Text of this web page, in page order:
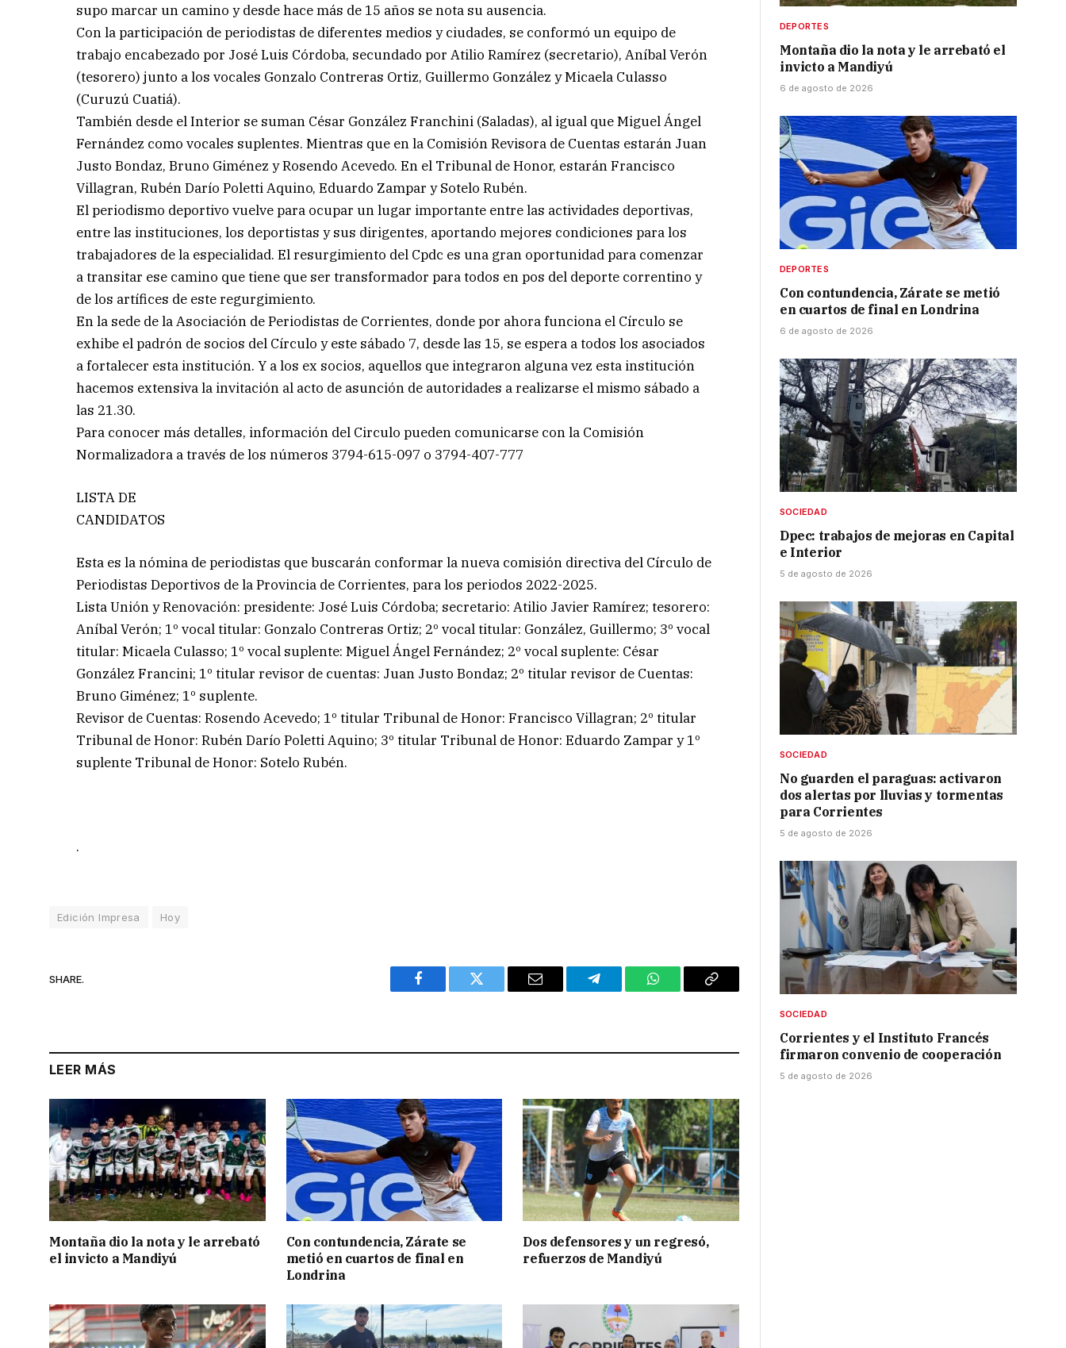
supo marcar un camino y desde hace más de 15 años se nota su ausencia.
Con la participación de periodistas de diferentes medios y ciudades, se conformó un equipo de
trabajo encabezado por José Luis Córdoba, secundado por Atilio Ramírez (secretario), Aníbal Verón
(tesorero) junto a los vocales Gonzalo Contreras Ortiz, Guillermo González y Micaela Culasso
(Curuzú Cuatiá).
También desde el Interior se suman César González Franchini (Saladas), al igual que Miguel Ángel
Fernández como vocales suplentes. Mientras que en la Comisión Revisora de Cuentas estarán Juan
Justo Bondaz, Bruno Giménez y Rosendo Acevedo. En el Tribunal de Honor, estarán Francisco
Villagran, Rubén Darío Poletti Aquino, Eduardo Zampar y Sotelo Rubén.
El periodismo deportivo vuelve para ocupar un lugar importante entre las actividades deportivas,
entre las instituciones, los deportistas y sus dirigentes, aportando mejores condiciones para los
trabajadores de la especialidad. El resurgimiento del Cpdc es una gran oportunidad para comenzar
a transitar ese camino que tiene que ser transformador para todos en pos del deporte correntino y
de los artífices de este regurgimiento.
En la sede de la Asociación de Periodistas de Corrientes, donde por ahora funciona el Círculo se
exhibe el padrón de socios del Círculo y este sábado 7, desde las 15, se espera a todos los asociados
a fortalecer esta institución. Y a los ex socios, aquellos que integraron alguna vez esta institución
hacemos extensiva la invitación al acto de asunción de autoridades a realizarse el mismo sábado a
las 21.30.
Para conocer más detalles, información del Circulo pueden comunicarse con la Comisión
Normalizadora a través de los números 3794-615-097 o 3794-407-777
LISTA DE
CANDIDATOS
Esta es la nómina de periodistas que buscarán conformar la nueva comisión directiva del Círculo de
Periodistas Deportivos de la Provincia de Corrientes, para los periodos 2022-2025.
Lista Unión y Renovación: presidente: José Luis Córdoba; secretario: Atilio Javier Ramírez; tesorero:
Aníbal Verón; 1º vocal titular: Gonzalo Contreras Ortiz; 2º vocal titular: González, Guillermo; 3º vocal
titular: Micaela Culasso; 1º vocal suplente: Miguel Ángel Fernández; 2º vocal suplente: César
González Francini; 1º titular revisor de cuentas: Juan Justo Bondaz; 2º titular revisor de Cuentas:
Bruno Giménez; 1º suplente.
Revisor de Cuentas: Rosendo Acevedo; 1º titular Tribunal de Honor: Francisco Villagran; 2º titular
Tribunal de Honor: Rubén Darío Poletti Aquino; 3º titular Tribunal de Honor: Eduardo Zampar y 1º
suplente Tribunal de Honor: Sotelo Rubén.
.
Edición Impresa Hoy
SHARE.
Facebook Twitter Email Telegram WhatsAppCopy
LEER MÁS
Montaña dio la nota y le arrebató
el invicto a Mandiyú
Con contundencia, Zárate se
metió en cuartos de final en
Londrina
Dos defensores y un regresó,
refuerzos de Mandiyú
DEPORTES
Montaña dio la nota y le arrebató el
invicto a Mandiyú
6 de agosto de 2026
DEPORTES
Con contundencia, Zárate se metió
en cuartos de final en Londrina
6 de agosto de 2026
SOCIEDAD
Dpec: trabajos de mejoras en Capital
e Interior
5 de agosto de 2026
SOCIEDAD
No guarden el paraguas: activaron
dos alertas por lluvias y tormentas
para Corrientes
5 de agosto de 2026
SOCIEDAD
Corrientes y el Instituto Francés
firmaron convenio de cooperación
5 de agosto de 2026